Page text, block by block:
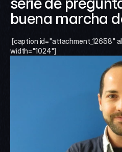
buena marcha
width="1024"]